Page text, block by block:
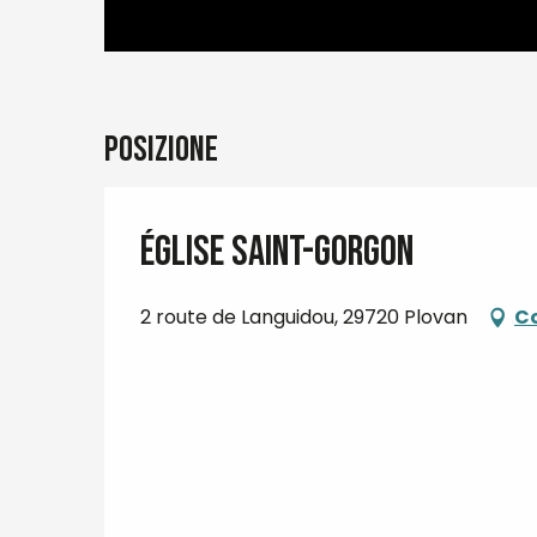
Posizione
Église Saint-Gorgon
2 route de Languidou, 29720 Plovan